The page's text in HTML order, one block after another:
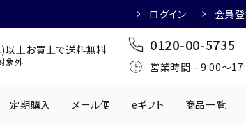
ログイン 会員
上お買上で送料無料
象外
0120-00-5735
営業時間 - 9:00～
定期購入 メール便 eギフト 商品一覧